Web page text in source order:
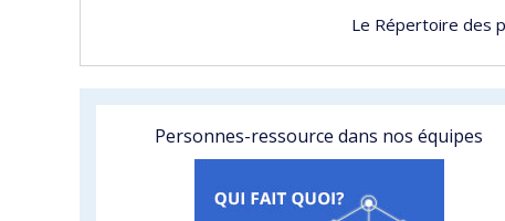
Le Répertoire des
Personnes-ressource dans nos équipes